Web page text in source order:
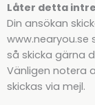
Låter detta
Din ansökan
www.nearyou.se
så skicka gärna
Vänligen notera
skickas via mejl.